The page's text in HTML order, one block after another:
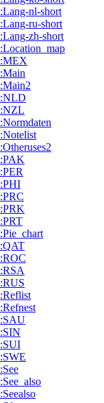
:Lang-nl-short
:Lang-ru-short
:Lang-zh-short
:Location_map
:MEX
:Main
:Main2
:NLD
:NZL
:Normdaten
:Notelist
:Otheruses2
:PAK
:PER
:PHI
:PRC
:PRK
:PRT
:Pie_chart
:QAT
:ROC
:RSA
:RUS
:Reflist
:Refnest
:SAU
:SIN
:SUI
:SWE
:See
:See_also
:Seealso